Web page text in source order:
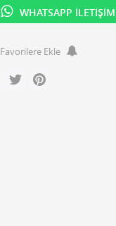
WHATSAPP İLETIŞIM
Favorilere Ekle
Facebook
Twitter